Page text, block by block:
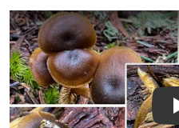
Video abspielen: